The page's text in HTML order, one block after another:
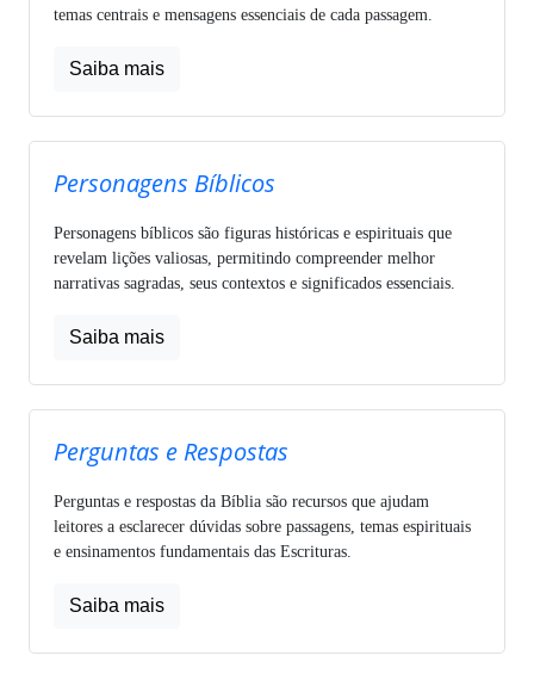
temas centrais e mensagens essenciais de cada passagem.
Saiba mais
Personagens Bíblicos
Personagens bíblicos são figuras históricas e espirituais que
revelam lições valiosas, permitindo compreender melhor
narrativas sagradas, seus contextos e significados essenciais.
Saiba mais
Perguntas e Respostas
Perguntas e respostas da Bíblia são recursos que ajudam
leitores a esclarecer dúvidas sobre passagens, temas espirituais
e ensinamentos fundamentais das Escrituras.
Saiba mais